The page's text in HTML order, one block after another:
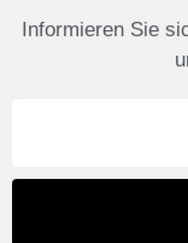
Informieren Sie